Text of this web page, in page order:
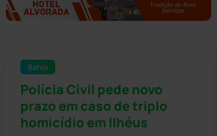
Bahia
Polícia Civil pede novo
prazo em caso de triplo
homicídio em Ilhéus